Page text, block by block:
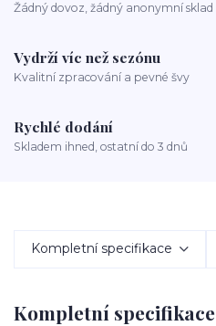
Žádný dovoz, žádný anonymní sklad
Vydrží víc než sezónu
Kvalitní zpracování a pevné švy
Rychlé dodání
Skladem ihned, ostatní do 3 dnů
Kompletní specifikace
Kompletní specifikace